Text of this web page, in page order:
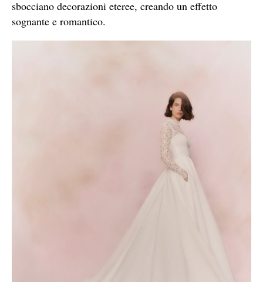
sbocciano decorazioni eteree, creando un effetto
sognante e romantico.